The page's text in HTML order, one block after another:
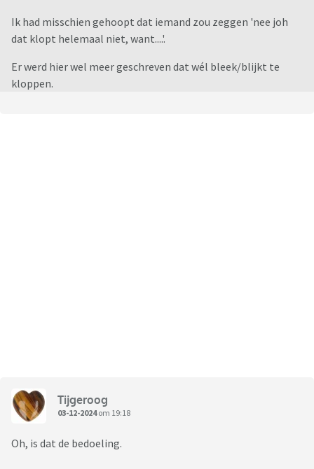
Ik had misschien gehoopt dat iemand zou zeggen 'nee joh
dat klopt helemaal niet, want....'.
Er werd hier wel meer geschreven dat wél bleek/blijkt te
kloppen.
Tijgeroog
03-12-2024om 19:18
Oh, is dat de bedoeling.